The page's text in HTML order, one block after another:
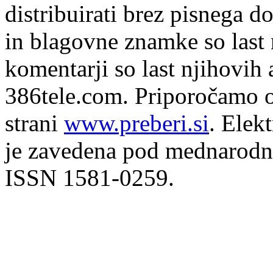
distribuirati brez pisnega
in blagovne znamke so
komentarji so last njihovih
386tele.com. Priporočamo
strani www.preberi.si.
je zavedena pod
ISSN 1581-0259.